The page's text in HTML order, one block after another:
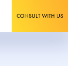
CONSULT WITH US